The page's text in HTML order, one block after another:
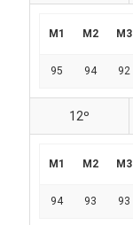
M1 M2 M3
95 94 92
12º
M1 M2 M3
94 93 93